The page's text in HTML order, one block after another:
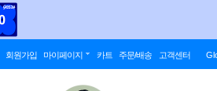
회원가입 마이페이지 카트 주문/배송 고객센터